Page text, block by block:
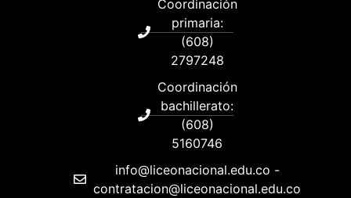
Coordinación
primaria:
(608)
2797248
Coordinación
bachillerato:
(608)
5160746
info@liceonacional.edu.co -
contratacion@liceonacional.edu.co